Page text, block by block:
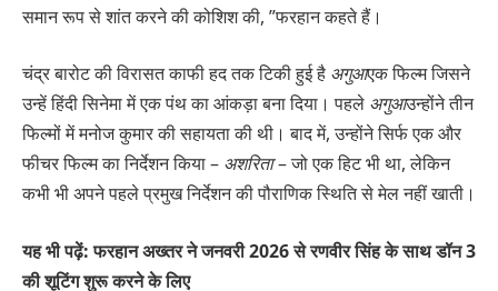
समान रूप से शांत करने की कोशिश की, ”फरहान कहते हैं।
चंद्र बारोट की विरासत काफी हद तक टिकी हुई है अगुआएक फिल्म जिसने
उन्हें हिंदी सिनेमा में एक पंथ का आंकड़ा बना दिया। पहले अगुआउन्होंने तीन
फिल्मों में मनोज कुमार की सहायता की थी। बाद में, उन्होंने सिर्फ एक और
फीचर फिल्म का निर्देशन किया – अशरिता– जो एक हिट भी था, लेकिन
कभी भी अपने पहले प्रमुख निर्देशन की पौराणिक स्थिति से मेल नहीं खाती।
यह भी पढ़ें: फरहान अख्तर ने जनवरी 2026 से रणवीर सिंह के साथ डॉन 3
की शूटिंग शुरू करने के लिए